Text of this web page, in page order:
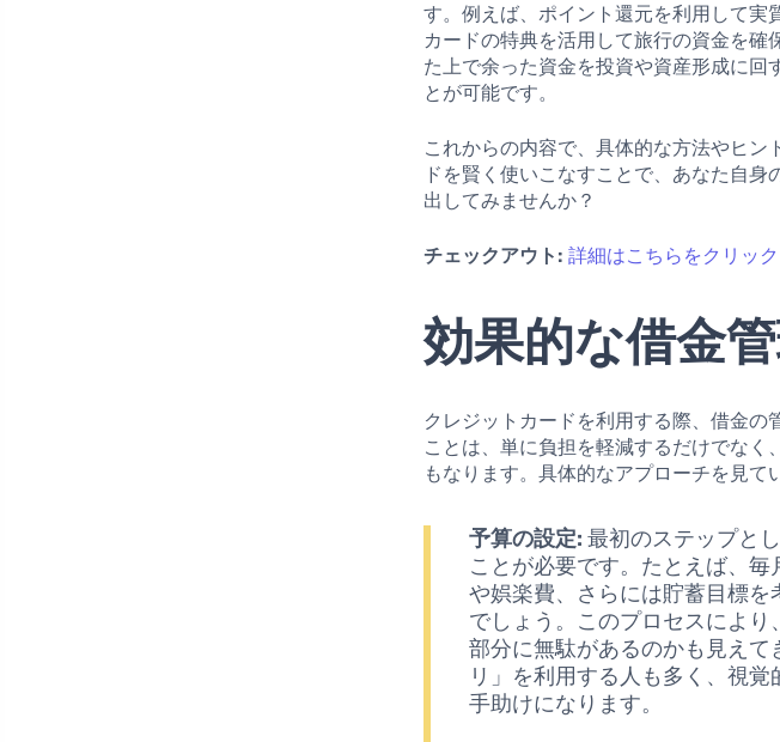
す。例えば、ポイント還元を利用して実
カードの特典を活用して旅行の資金を
た上で余った資金を投資や資産形成に回
とが可能です。
これからの内容で、具体的な方法やヒ
ドを賢く使いこなすことで、あなた自
出してみませんか？
チェックアウト: 詳細はこちらをクリック
効果的な借金
クレジットカードを利用する際、借金
ことは、単に負担を軽減するだけでなく
もなります。具体的なアプローチを見て
予算の設定: 最初のステップと
ことが必要です。たとえば、毎
や娯楽費、さらには貯蓄目標
でしょう。このプロセスによ
部分に無駄があるのかも見え
リ」を利用する人も多く、視
手助けになります。